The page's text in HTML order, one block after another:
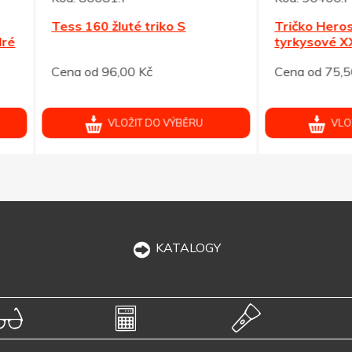
160 žluté triko S
od 96,00 Kč
VLOŽIT DO VÝBĚRU
Tričko Heros ELEVATE
tyrkysové XXXL
Cena od 75,50 Kč
VLOŽIT DO VÝBĚRU
KATALOGY